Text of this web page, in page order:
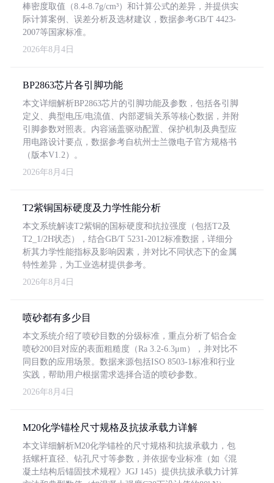
棒密度取值（8.4-8.7g/cm³）和计算公式的差异，并提供实
际计算案例、误差分析及选材建议，数据参考GB/T 4423-
2007等国家标准。
2026年8月4日
BP2863芯片各引脚功能
本文详细解析BP2863芯片的引脚功能及参数，包括各引脚
定义、典型电压/电流值、内部逻辑关系等核心数据，并附
引脚参数对照表。内容涵盖驱动配置、保护机制及典型应
用电路设计要点，数据参考自杭州士兰微电子官方规格书
（版本V1.2）。
2026年8月4日
T2紫铜国标硬度及力学性能分析
本文系统解读T2紫铜的国标硬度和抗拉强度（包括T2及
T2_1/2H状态），结合GB/T 5231-2012标准数据，详细分
析其力学性能指标及影响因素，并对比不同状态下的金属
特性差异，为工业选材提供参考。
2026年8月4日
喷砂都有多少目
本文系统介绍了喷砂目数的分级标准，重点分析了铝合金
喷砂200目对应的表面粗糙度（Ra 3.2-6.3μm），并对比不
同目数的应用场景。数据来源包括ISO 8503-1标准和行业
实践，帮助用户根据需求选择合适的喷砂参数。
2026年8月4日
M20化学锚栓尺寸规格及抗拔承载力详解
本文详细解析M20化学锚栓的尺寸规格和抗拔承载力，包
括螺杆直径、钻孔尺寸等参数，并依据专业标准（如《混
凝土结构后锚固技术规程》JGJ 145）提供抗拔承载力计算